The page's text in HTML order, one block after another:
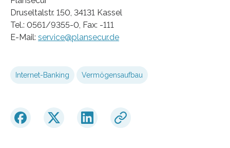
Druseltalstr. 150, 34131 Kassel
Tel.: 0561/9355-0, Fax: -111
E-Mail: service@plansecur.de
Internet-Banking Vermögensaufbau